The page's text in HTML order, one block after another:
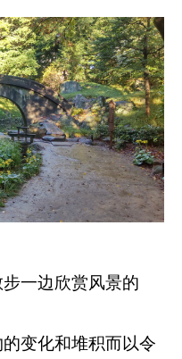
一边欣赏风景的
变化和堆积而以令